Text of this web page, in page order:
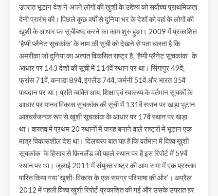
उपरांत भूटान देश ने अपने लोगों की खुशी के उद्देश्य को सर्वोच्च प्राथमिकता
देनी प्रारंभ की। पिछले कुछ वर्षों से दुनिया भर के देशों को वहां के लोगों की
खुशी के आधार पर सूचीबध्द करने का काम शुरु हुआ। 2009 में प्रकाशित
‘हैप्पी प्लैनेट सूचकांक’ के नाम की सूची को देखने से पता चलता है कि
अमरीका जो दुनिया का अत्यंत विकसित राष्ट्र है, ‘हैप्पी प्लैनेट सूचकांक’ के
आधार पर 143 देशों की सूची में 114वें स्थान पर था। सिंगापुर 49वें,
फ्रांस 71वें, कनाडा 89वें, इंगलैंड 74वें, जर्मनी 51वें और भारत 35वें
पायदान पर था। प्रति व्यक्ति आय, शिक्षा एवं स्वास्थ्य के वर्तमान सूचकों के
आधार पर मानव विकास सूचकांक की सूची में 131वें स्थान पर खड़ा भूटान
आश्चर्यजनक रूप से खुशी सूचकांक के आधार पर 17वें स्थान पर खड़ा
था। वास्तव में प्रथम 20 स्थानों में जगह बनाने वाले राष्ट्रों में भूटान एक
मात्र विकासशील देश था। दिलचस्प बात यह है कि वर्तमान में विश्व ख़ुशी
सूचकांक के हिसाब से फ़िनलैंड जो पहले स्थान पर है इस रिपोर्ट में 59वें
स्थान पर था। जुलाई 2011 में संयुक्त राष्ट्र की आम सभा में एक प्रस्ताव
पारित किया गया ‘खुशीः विकास के एक समग्र परिभाषा की ओर’। अप्रैल
2012 में पहली विश्व खुशी रिपोर्ट प्रकाशित की गई और उसके उपरांत हर